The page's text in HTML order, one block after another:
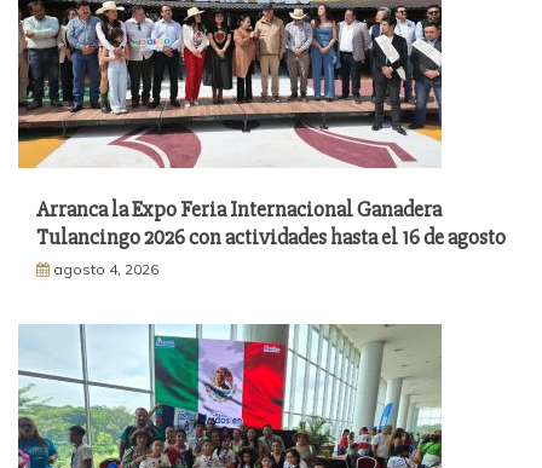
Arranca la Expo Feria Internacional Ganadera
Tulancingo 2026 con actividades hasta el 16 de agosto
agosto 4, 2026